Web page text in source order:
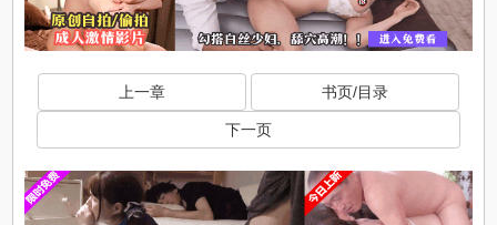
上一章 书页/目录
下一页